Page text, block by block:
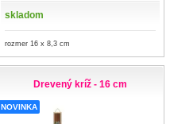
skladom
rozmer 16 x 8,3 cm
Drevený kríž - 16 cm
NOVINKA